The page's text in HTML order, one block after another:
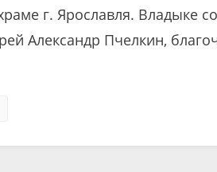
г. Ярославля. Владыке
Александр Пчелкин,